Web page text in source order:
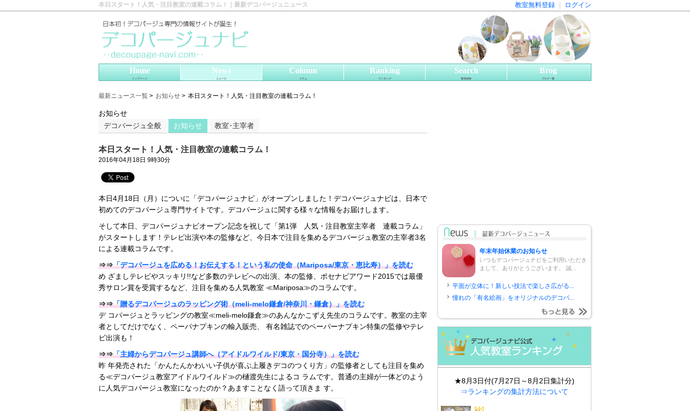
本日スタート！人気・注目教室の連載コラム！｜最新デコパージュニュース ログイン
教室無料登録
Home
トップページ
News
ニュース
Column
コラム
Ranking
ランキング
Search
教室検索
Brog
ブログ一覧
最新ニュース一覧 > お知らせ > 本日スタート！人気・注目教室の連載コラム！
お知らせ
デコパージュ全般
お知らせ 教室･主宰者
本日スタート！人気・注目教室の連載コラム！
2016年04月18日 9時30分
本日4月18日（月）についに「デコパージュナビ」がオープンしました！デコパージュナビは、日本で
初めてのデコパージュ専門サイトです。デコパージュに関する様々な情報をお届けします。
そして本日、デコパージュナビオープン記念を祝して「第1弾 人気・注目教室主宰者 連載コラム」
がスタートします！テレビ出演や本の監修など、今日本で注目を集めるデコパージュ教室の主宰者3名
による連載コラムです。
⇒⇒「デコパージュを広める！お伝えする！という私の使命（Mariposa/東京・恵比寿）」を読む
め ざましテレビやスッキリ!!など多数のテレビへの出演、本の監修、ポセナビアワード2015では最優
秀サロン賞を受賞するなど、注目を集める人気教室 ≪Mariposa≫のコラムです。
⇒⇒「贈るデコパージュのラッピング術（meli-melo鎌倉/神奈川・鎌倉）」を読む
デ コパージュとラッピングの教室≪meli-melo鎌倉≫のあんなかこずえ先生のコラムです。教室の主宰
者としてだけでなく、ペーパナプキンの輸入販売、 有名雑誌でのペーパーナプキン特集の監修やテレ
ビ出演も！
⇒⇒「主婦からデコパージュ講師へ（アイドルワイルド/東京・国分寺）」を読む
昨 年発売された「かんたんかわいい子供が喜ぶ上履きデコのつくり方」の監修者としても注目を集め
る≪デコパージュ教室アイドルワイルド≫の樋渡先生によるコ ラムです。普通の主婦が一体どのよう
に人気デコパージュ教室になったのか？あますことなく語って頂きま す。
年末年始休業のお知らせ
いつもデコパージュナビをご利用いただき
まして、ありがとうございます。 誠...
平面が立体に！新しい技法で楽しさ広がる...
憧れの「有名絵画」をオリジナルのデコパ...
★8月3日付(7月27日～8月2日集計分)
⇒ランキングの集計方法について